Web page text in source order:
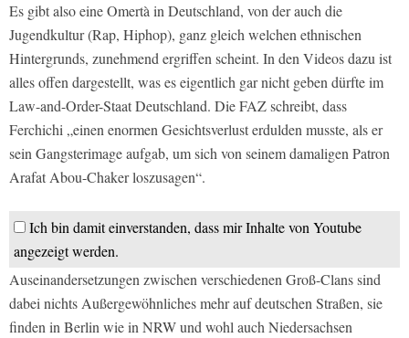
Es gibt also eine Omertà in Deutschland, von der auch die
Jugendkultur (Rap, Hiphop), ganz gleich welchen ethnischen
Hintergrunds, zunehmend ergriffen scheint. In den Videos dazu ist
alles offen dargestellt, was es eigentlich gar nicht geben dürfte im
Law-and-Order-Staat Deutschland. Die FAZ schreibt, dass
Ferchichi „einen enormen Gesichtsverlust erdulden musste, als er
sein Gangsterimage aufgab, um sich von seinem damaligen Patron
Arafat Abou-Chaker loszusagen“.
Ich bin damit einverstanden, dass mir Inhalte von Youtube
angezeigt werden.
Auseinandersetzungen zwischen verschiedenen Groß-Clans sind
dabei nichts Außergewöhnliches mehr auf deutschen Straßen, sie
finden in Berlin wie in NRW und wohl auch Niedersachsen